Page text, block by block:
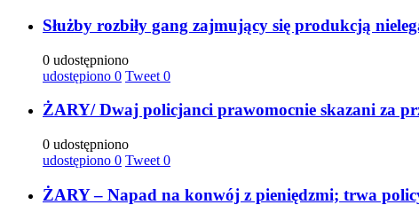
Służby rozbiły gang zajmujący się produkcją
0 udostępniono
udostępiono 0 Tweet 0
ŻARY/ Dwaj policjanci prawomocnie skazani za
0 udostępniono
udostępiono 0 Tweet 0
ŻARY – Napad na konwój z pieniędzmi; trwa